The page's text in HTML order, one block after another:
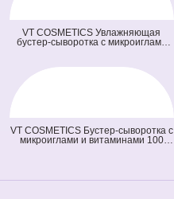
VT COSMETICS Увлажняющая
бустер-сыворотка с микроиглами
VT COSMETICS Бустер-сыворотка с
микроиглами и витаминами 100